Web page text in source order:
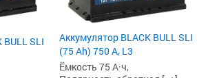
BULL SLI
Аккумулятор BLACK BULL SLI
(75 Ah) 750 А, L3
Ёмкость 75 А·ч,